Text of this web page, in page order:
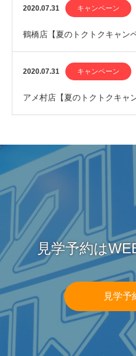
2020.07.31 キャンペーン
鶴橋店【夏のトクトクキャン
開始しました！
2020.07.31 キャンペーン
アメ村店【夏のトクトクキャ
見学予約は
見学予